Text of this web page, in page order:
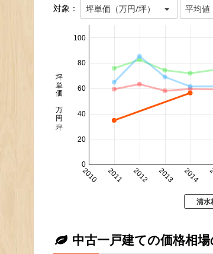
対象： 坪単価（万円/坪） 平均値
2010 2011 2012 2013 2014
0
20
40
60
80
100
坪単価 万円/坪
清水
中古一戸建ての価格相